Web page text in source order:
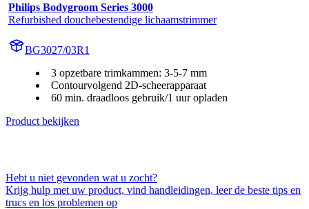
Philips Bodygroom Series 3000
Refurbished douchebestendige lichaamstrimmer
BG3027/03R1
3 opzetbare trimkammen: 3-5-7 mm
Contourvolgend 2D-scheerapparaat
60 min. draadloos gebruik/1 uur opladen
Product bekijken
Hebt u niet gevonden wat u zocht?
Krijg hulp met uw product, vind handleidingen, leer de beste tips en
trucs en los problemen op